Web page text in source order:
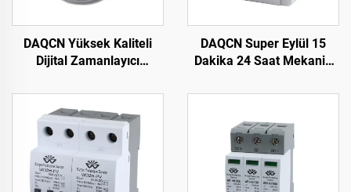
DAQCN Yüksek Kaliteli
Dijital Zamanlayıcı
Zamanlayıcı TM-619LHN
DAQCN Super Eylül 15
Dakika 24 Saat Mekanik
Akım TB388